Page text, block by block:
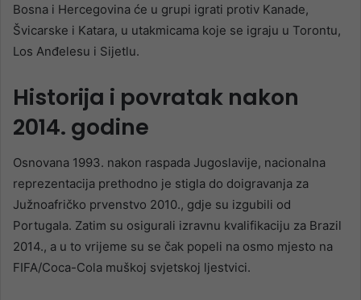
Bosna i Hercegovina će u grupi igrati protiv Kanade,
Švicarske i Katara, u utakmicama koje se igraju u Torontu,
Los Anđelesu i Sijetlu.
Historija i povratak nakon
2014. godine
Osnovana 1993. nakon raspada Jugoslavije, nacionalna
reprezentacija prethodno je stigla do doigravanja za
Južnoafričko prvenstvo 2010., gdje su izgubili od
Portugala. Zatim su osigurali izravnu kvalifikaciju za Brazil
2014., a u to vrijeme su se čak popeli na osmo mjesto na
FIFA/Coca-Cola muškoj svjetskoj ljestvici.